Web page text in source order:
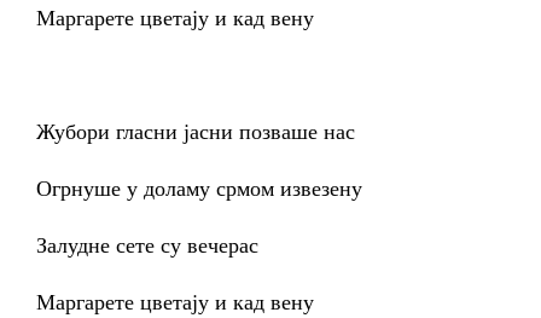
Маргарете цветају и кад вену
Жубори гласни јасни позваше нас
Огрнуше у доламу срмом извезену
Залудне сете су вечерас
Маргарете цветају и кад вену